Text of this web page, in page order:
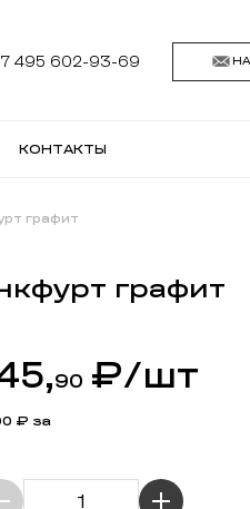
495 602-93-69
КОНТАКТЫ
графит
графит
90 ₽/шт
₽ за